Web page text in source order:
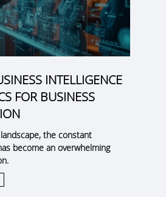
INTELLIGENCE
FOR BUSINESS
the constant
become an overwhelming